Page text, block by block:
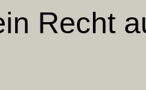
Recht